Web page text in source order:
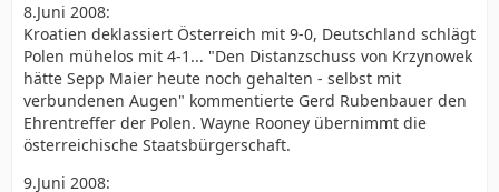
8.Juni 2008:
Kroatien deklassiert Österreich mit 9-0, Deutschland schlägt
Polen mühelos mit 4-1... "Den Distanzschuss von Krzynowek
hätte Sepp Maier heute noch gehalten - selbst mit
verbundenen Augen" kommentierte Gerd Rubenbauer den
Ehrentreffer der Polen. Wayne Rooney übernimmt die
österreichische Staatsbürgerschaft.
9.Juni 2008: